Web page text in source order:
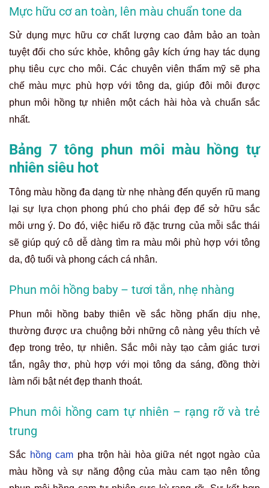
Mực hữu cơ an toàn, lên màu chuẩn tone da
Sử dụng mực hữu cơ chất lượng cao đảm bảo an toàn
tuyệt đối cho sức khỏe, không gây kích ứng hay tác dụng
phụ tiêu cực cho môi. Các chuyên viên thẩm mỹ sẽ pha
chế màu mực phù hợp với tông da, giúp đôi môi được
phun môi hồng tự nhiên một cách hài hòa và chuẩn sắc
nhất.
Bảng 7 tông phun môi màu hồng tự
nhiên siêu hot
Tông màu hồng đa dạng từ nhẹ nhàng đến quyến rũ mang
lại sự lựa chọn phong phú cho phái đẹp để sở hữu sắc
môi ưng ý. Do đó, việc hiểu rõ đặc trưng của mỗi sắc thái
sẽ giúp quý cô dễ dàng tìm ra màu môi phù hợp với tông
da, độ tuổi và phong cách cá nhân.
Phun môi hồng baby – tươi tắn, nhẹ nhàng
Phun môi hồng baby thiên về sắc hồng phấn dịu nhẹ,
thường được ưa chuộng bởi những cô nàng yêu thích vẻ
đẹp trong trẻo, tự nhiên. Sắc môi này tạo cảm giác tươi
tắn, ngây thơ, phù hợp với mọi tông da sáng, đồng thời
làm nổi bật nét đẹp thanh thoát.
Phun môi hồng cam tự nhiên – rạng rỡ và trẻ
trung
Sắc hồng cam pha trộn hài hòa giữa nét ngọt ngào của
màu hồng và sự năng động của màu cam tạo nên tông